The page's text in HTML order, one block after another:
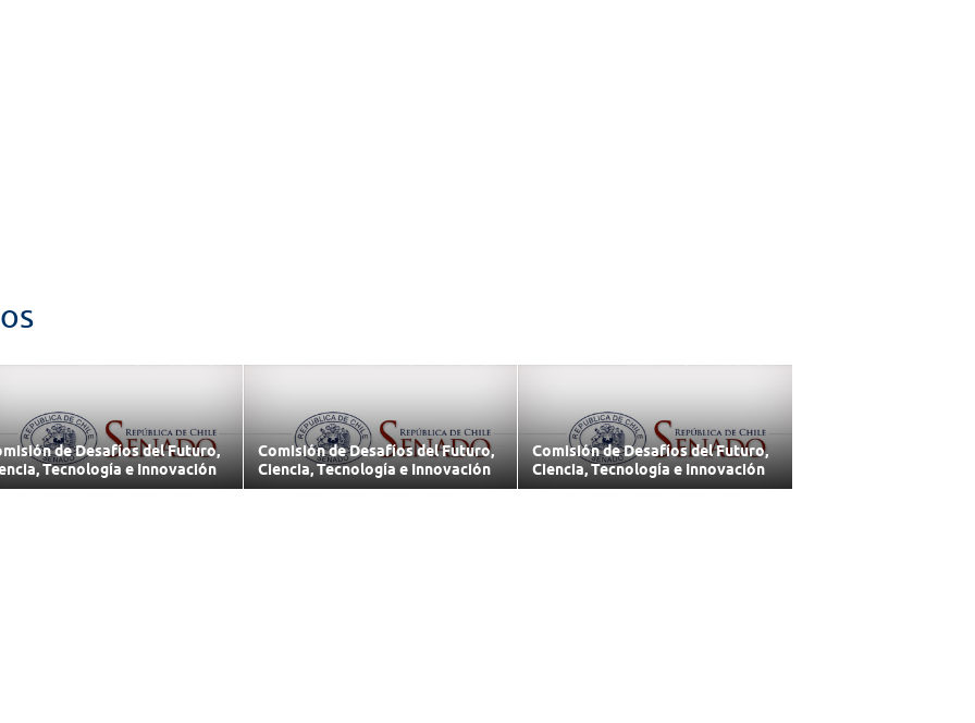
de Desafíos del Futuro,
Tecnología e Innovación
Comisión de Desafíos del Futuro,
Ciencia, Tecnología e Innovación
Comisión de Desafíos del Futuro,
Ciencia, Tecnología e Innovación